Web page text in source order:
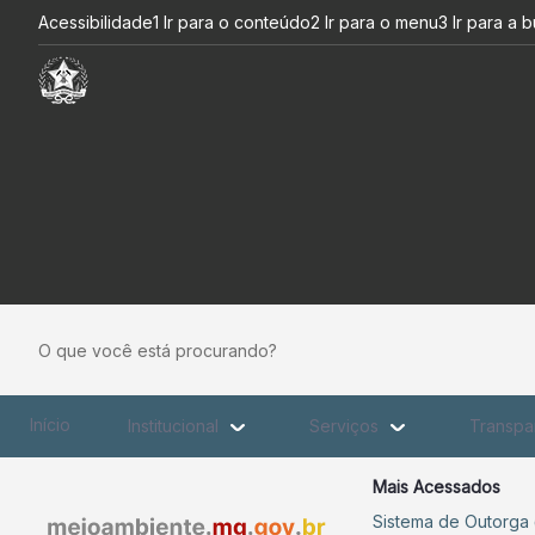
Pular para o Conteúdo principal
Igam declara escassez
Acessibilidade1 Ir para o conteúdo2 Ir para o menu3 Ir para a
O que você está procurando?
Início Institucional Serviços
Mais Acessados